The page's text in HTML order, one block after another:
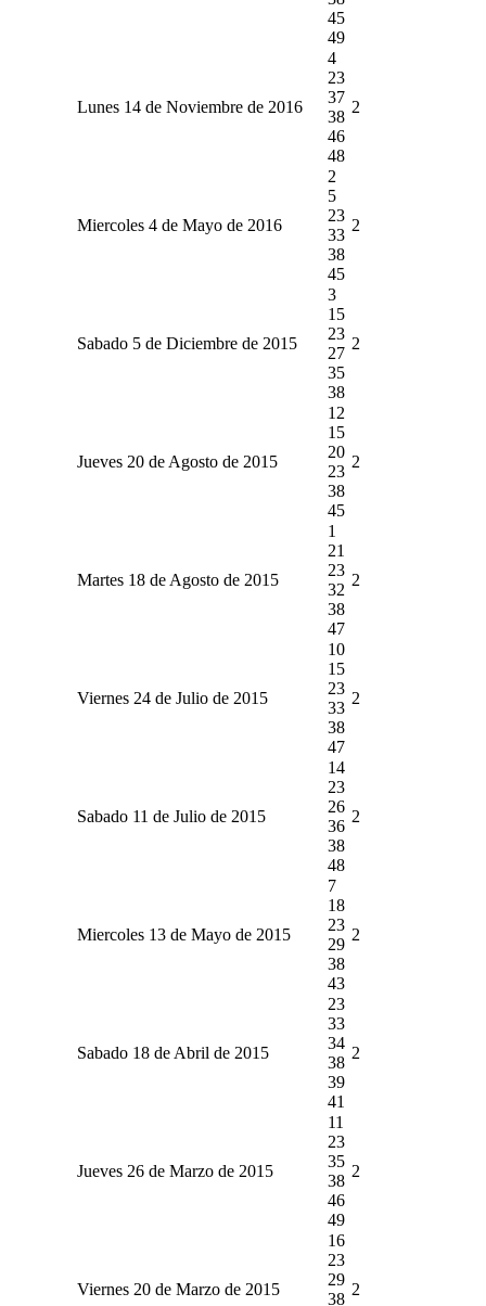
45
49
Lunes 14 de Noviembre de 2016
4
23
37
38
46
48
2
Miercoles 4 de Mayo de 2016
2
5
23
33
38
45
2
Sabado 5 de Diciembre de 2015
3
15
23
27
35
38
2
Jueves 20 de Agosto de 2015
12
15
20
23
38
45
2
Martes 18 de Agosto de 2015
1
21
23
32
38
47
2
Viernes 24 de Julio de 2015
10
15
23
33
38
47
2
Sabado 11 de Julio de 2015
14
23
26
36
38
48
2
Miercoles 13 de Mayo de 2015
7
18
23
29
38
43
2
Sabado 18 de Abril de 2015
23
33
34
38
39
41
2
Jueves 26 de Marzo de 2015
11
23
35
38
46
49
2
Viernes 20 de Marzo de 2015
16
23
29
38
2